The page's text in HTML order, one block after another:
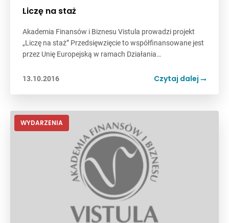
Liczę na staż
Akademia Finansów i Biznesu Vistula prowadzi projekt
„Liczę na staż” Przedsięwzięcie to współfinansowane jest
przez Unię Europejską w ramach Działania…
13.10.2016 Czytaj dalej
WYDARZENIA